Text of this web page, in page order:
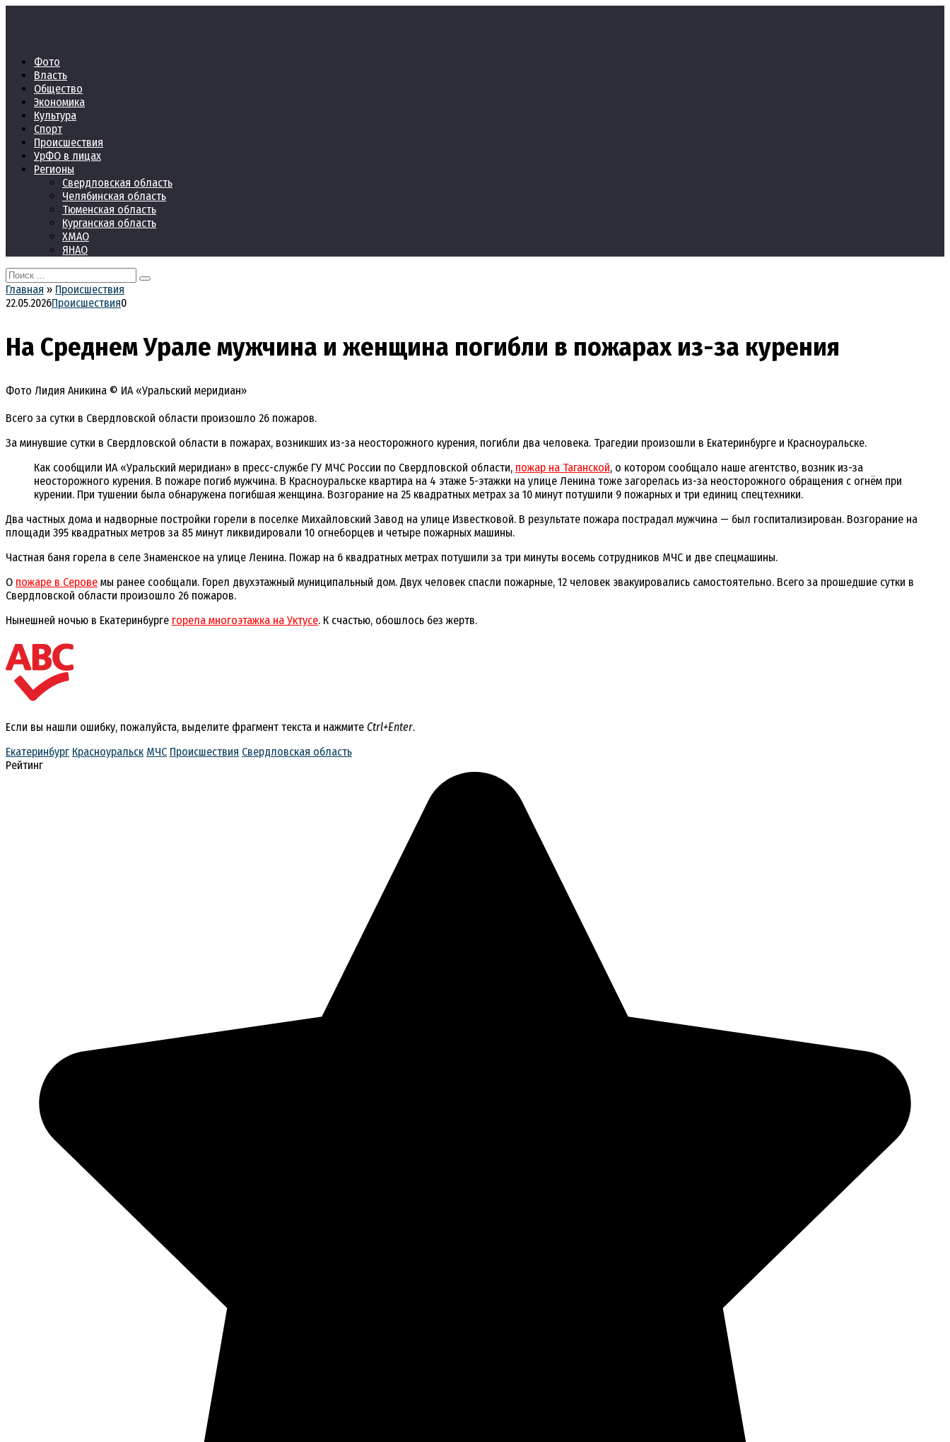
Фото
Власть
Общество
Экономика
Культура
Спорт
Происшествия
УрФО в лицах
Регионы
Свердловская область
Челябинская область
Тюменская область
Курганская область
ХМАО
ЯНАО
Search
for:
Главная » Происшествия
22.05.2026Происшествия0
На Среднем Урале мужчина и женщина погибли в пожарах из-за курения
Фото Лидия Аникина © ИА «Уральский меридиан»
Всего за сутки в Свердловской области произошло 26 пожаров.
За минувшие сутки в Свердловской области в пожарах, возникших из-за неосторожного курения, погибли два человека. Трагедии произошли в Екатеринбурге и Красноуральске.
Как сообщили ИА «Уральский меридиан» в пресс-службе ГУ МЧС России по Свердловской области, пожар на Таганской, о котором сообщало наше агентство, возник из-за
неосторожного курения. В пожаре погиб мужчина. В Красноуральске квартира на 4 этаже 5-этажки на улице Ленина тоже загорелась из-за неосторожного обращения с огнём при
курении. При тушении была обнаружена погибшая женщина. Возгорание на 25 квадратных метрах за 10 минут потушили 9 пожарных и три единиц спецтехники.
Два частных дома и надворные постройки горели в поселке Михайловский Завод на улице Известковой. В результате пожара пострадал мужчина — был госпитализирован. Возгорание на
площади 395 квадратных метров за 85 минут ликвидировали 10 огнеборцев и четыре пожарных машины.
Частная баня горела в селе Знаменское на улице Ленина. Пожар на 6 квадратных метрах потушили за три минуты восемь сотрудников МЧС и две спецмашины.
О пожаре в Серове мы ранее сообщали. Горел двухэтажный муниципальный дом. Двух человек спасли пожарные, 12 человек эвакуировались самостоятельно. Всего за прошедшие сутки в
Свердловской области произошло 26 пожаров.
Нынешней ночью в Екатеринбурге горела многоэтажка на Уктусе. К счастью, обошлось без жертв.
Если вы нашли ошибку, пожалуйста, выделите фрагмент текста и нажмите Ctrl+Enter.
Екатеринбург Красноуральск МЧС Происшествия Свердловская область
Рейтинг